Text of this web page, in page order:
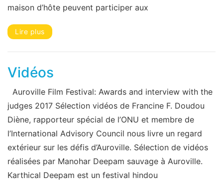
maison d’hôte peuvent participer aux
Lire plus
Vidéos
Auroville Film Festival: Awards and interview with the
judges 2017 Sélection vidéos de Francine F. Doudou
Diène, rapporteur spécial de l’ONU et membre de
l’International Advisory Council nous livre un regard
extérieur sur les défis d’Auroville. Sélection de vidéos
réalisées par Manohar Deepam sauvage à Auroville.
Karthical Deepam est un festival hindou